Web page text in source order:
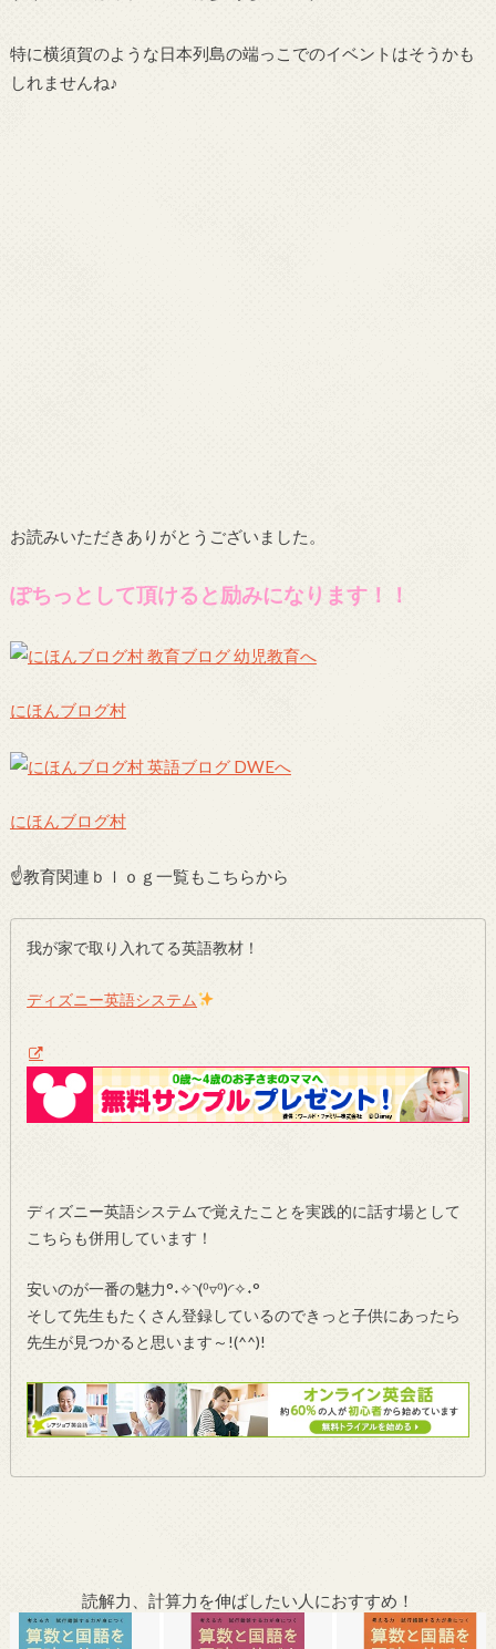
特に横須賀のような日本列島の端っこでのイベントはそうかも
しれませんね♪
お読みいただきありがとうございました。
ぽちっとして頂けると励みになります！！
にほんブログ村
にほんブログ村
☝教育関連ｂｌｏｇ一覧もこちらから
我が家で取り入れてる英語教材！
ディズニー英語システム
ディズニー英語システムで覚えたことを実践的に話す場として
こちらも併用しています！
安いのが一番の魅力°˖✧◝(⁰▿⁰)◜✧˖°
そして先生もたくさん登録しているのできっと子供にあったら
先生が見つかると思います～!(^^)!
読解力、計算力を伸ばしたい人におすすめ！